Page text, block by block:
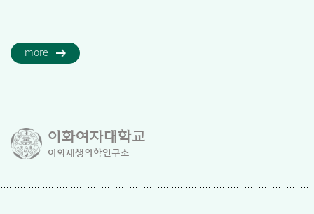
more
이화여자대학교
이화재생의학연구소